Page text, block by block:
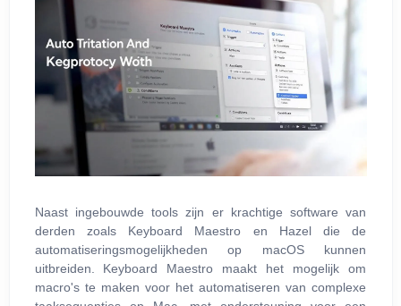
Naast ingebouwde tools zijn er krachtige software van
derden zoals Keyboard Maestro en Hazel die de
automatiseringsmogelijkheden op macOS kunnen
uitbreiden. Keyboard Maestro maakt het mogelijk om
macro's te maken voor het automatiseren van complexe